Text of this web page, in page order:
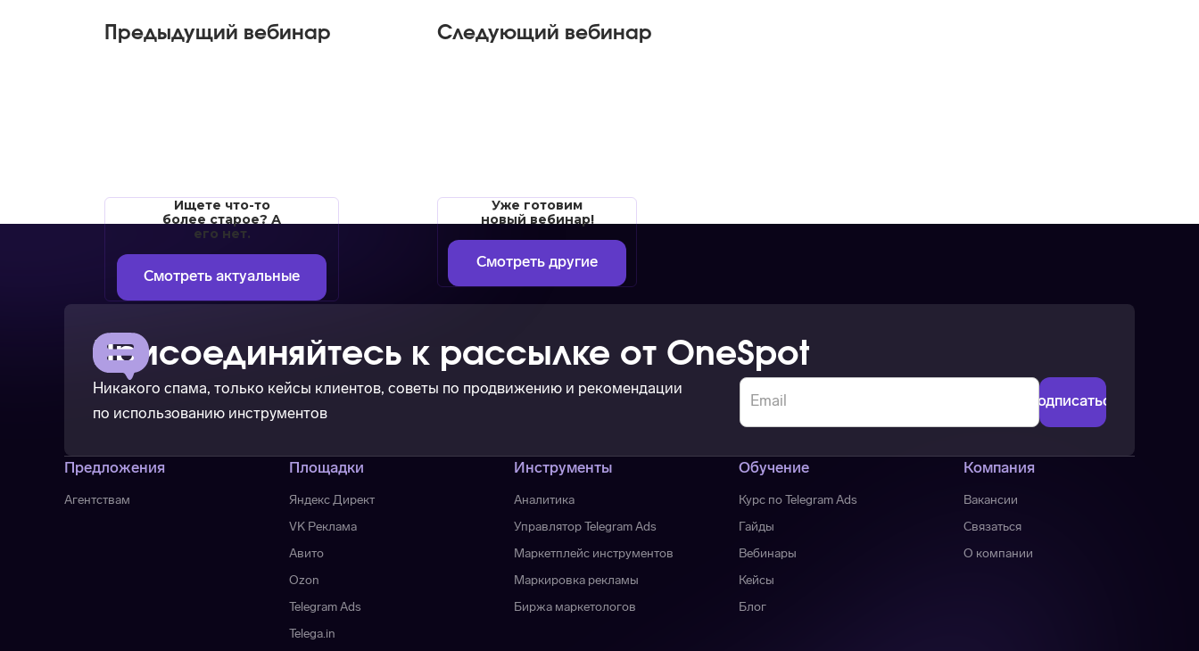
Предыдущий вебинар Следующий вебинар
Ищете что-то
более старое? А
его нет.
Смотреть актуальные
Уже готовим
новый вебинар!
Смотреть другие
Присоединяйтесь к рассылке от OneSpot
Никакого спама, только кейсы клиентов, советы по продвижению и рекомендации
по использованию инструментов
Предложения
Агентствам
Яндекс Директ
VK Реклама
Площадки
Авито
Ozon
Telegram Ads
Telega.in
Инструменты
Аналитика
Управлятор Telegram Ads
Маркетплейс инструментов
Маркировка рекламы
Биржа маркетологов
Обучение
Курс по Telegram Ads
Гайды
Вебинары
Кейсы
Блог
Компания
Вакансии
Связаться
О компании